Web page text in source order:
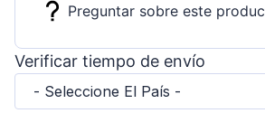
Preguntar sobre este
Verificar tiempo de envío
- Seleccione El País -